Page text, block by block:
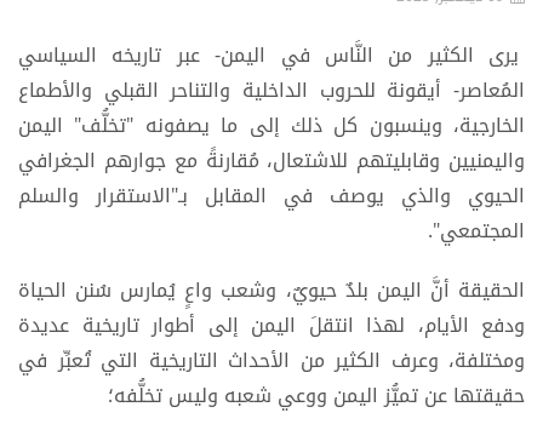
يرى الكثير من النَّاس في اليمن- عبر تاريخه السياسي
المُعاصر- أيقونة للحروب الداخلية والتناحر القبلي والأطماع
الخارجية، وينسبون كل ذلك إلى ما يصفونه "تخلُّف" اليمن
واليمنيين وقابليتهم للاشتعال، مُقارنةً مع جوارهم الجغرافي
الحيوي والذي يوصف في المقابل بـ"الاستقرار والسلم
المجتمعي".
الحقيقة أنَّ اليمن بلدٌ حيويٌ، وشعب واعٍ يُمارس سُنن الحياة
ودفع الأيام، لهذا انتقلَ اليمن إلى أطوار تاريخية عديدة
ومختلفة، وعرف الكثير من الأحداث التاريخية التي تُعبِّر في
حقيقتها عن تميُّز اليمن ووعي شعبه وليس تخلُّفه؛